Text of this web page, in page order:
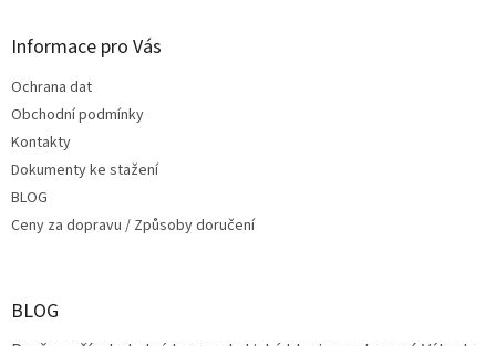
Informace pro Vás
Ochrana dat
Obchodní podmínky
Kontakty
Dokumenty ke stažení
BLOG
Ceny za dopravu / Způsoby doručení
BLOG